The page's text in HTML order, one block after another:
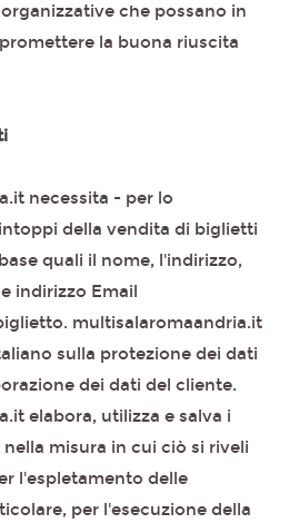
che possano in
la buona riuscita
necessita - per lo
della vendita di biglietti
quali il nome, l'indirizzo,
indirizzo Email
multisalaromaandria.it
sulla protezione dei dati
dei dati del cliente.
elabora, utilizza e salva i
misura in cui ciò si riveli
l'espletamento delle
per l'esecuzione della